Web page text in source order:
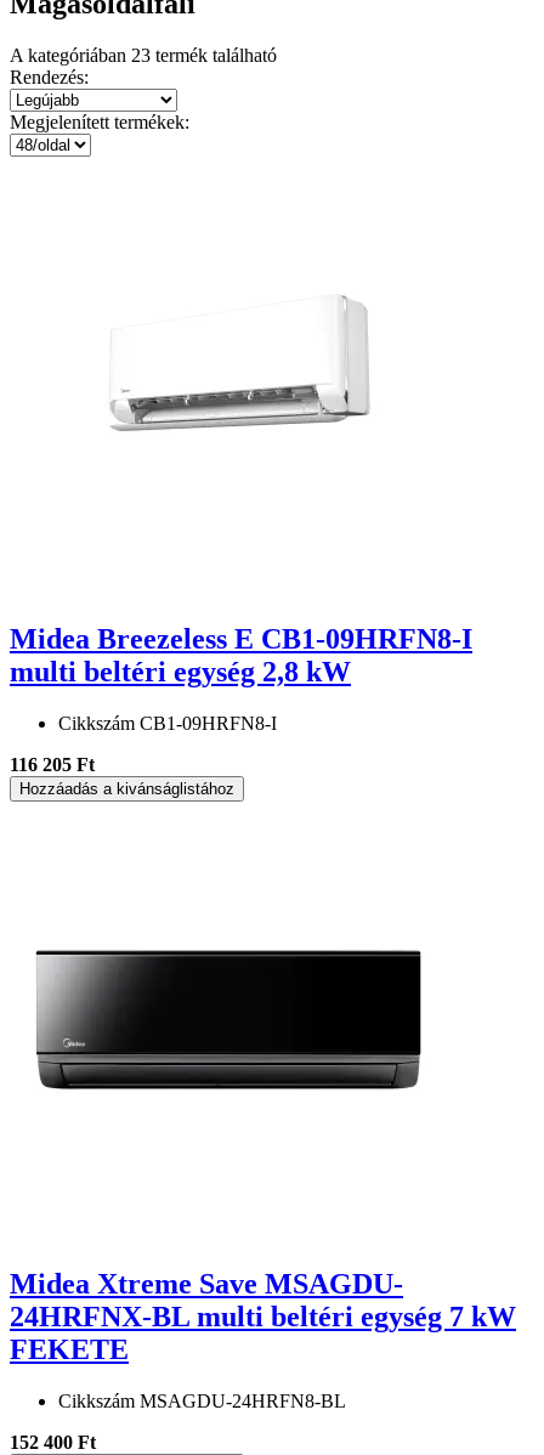
A kategóriában 23 termék található
Rendezés:
Megjelenített termékek:
Midea Breezeless E CB1-09HRFN8-I
multi beltéri egység 2,8 kW
Cikkszám CB1-09HRFN8-I
116 205 Ft
Hozzáadás a kivánságlistához
Midea Xtreme Save MSAGDU-
24HRFNX-BL multi beltéri egység 7 kW
FEKETE
Cikkszám MSAGDU-24HRFN8-BL
152 400 Ft